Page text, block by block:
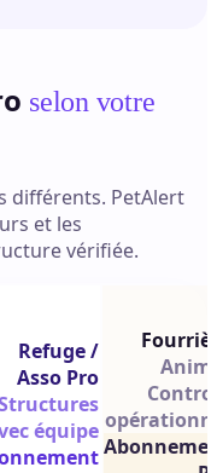
selon votre
différents. PetAlert
et les
vérifiée.
Refuge /
Asso Pro
équipe